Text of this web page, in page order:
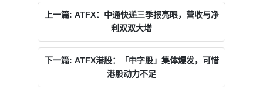
上一篇: ATFX：中通快递三季报亮眼，营收与净
利双双大增
下一篇: ATFX港股：「中字股」集体爆发，可惜
港股动力不足